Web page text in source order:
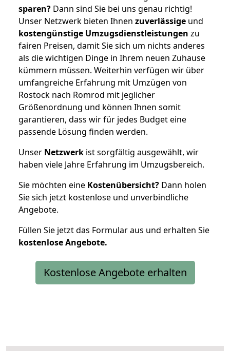
sparen? Dann sind Sie bei uns genau richtig!
Unser Netzwerk bieten Ihnen zuverlässige und
kostengünstige Umzugsdienstleistungen zu
fairen Preisen, damit Sie sich um nichts anderes
als die wichtigen Dinge in Ihrem neuen Zuhause
kümmern müssen. Weiterhin verfügen wir über
umfangreiche Erfahrung mit Umzügen von
Rostock nach Romrod mit jeglicher
Größenordnung und können Ihnen somit
garantieren, dass wir für jedes Budget eine
passende Lösung finden werden.
Unser Netzwerk ist sorgfältig ausgewählt, wir
haben viele Jahre Erfahrung im Umzugsbereich.
Sie möchten eine Kostenübersicht? Dann holen
Sie sich jetzt kostenlose und unverbindliche
Angebote.
Füllen Sie jetzt das Formular aus und erhalten Sie
kostenloseAngebote.
Kostenlose Angebote erhalten